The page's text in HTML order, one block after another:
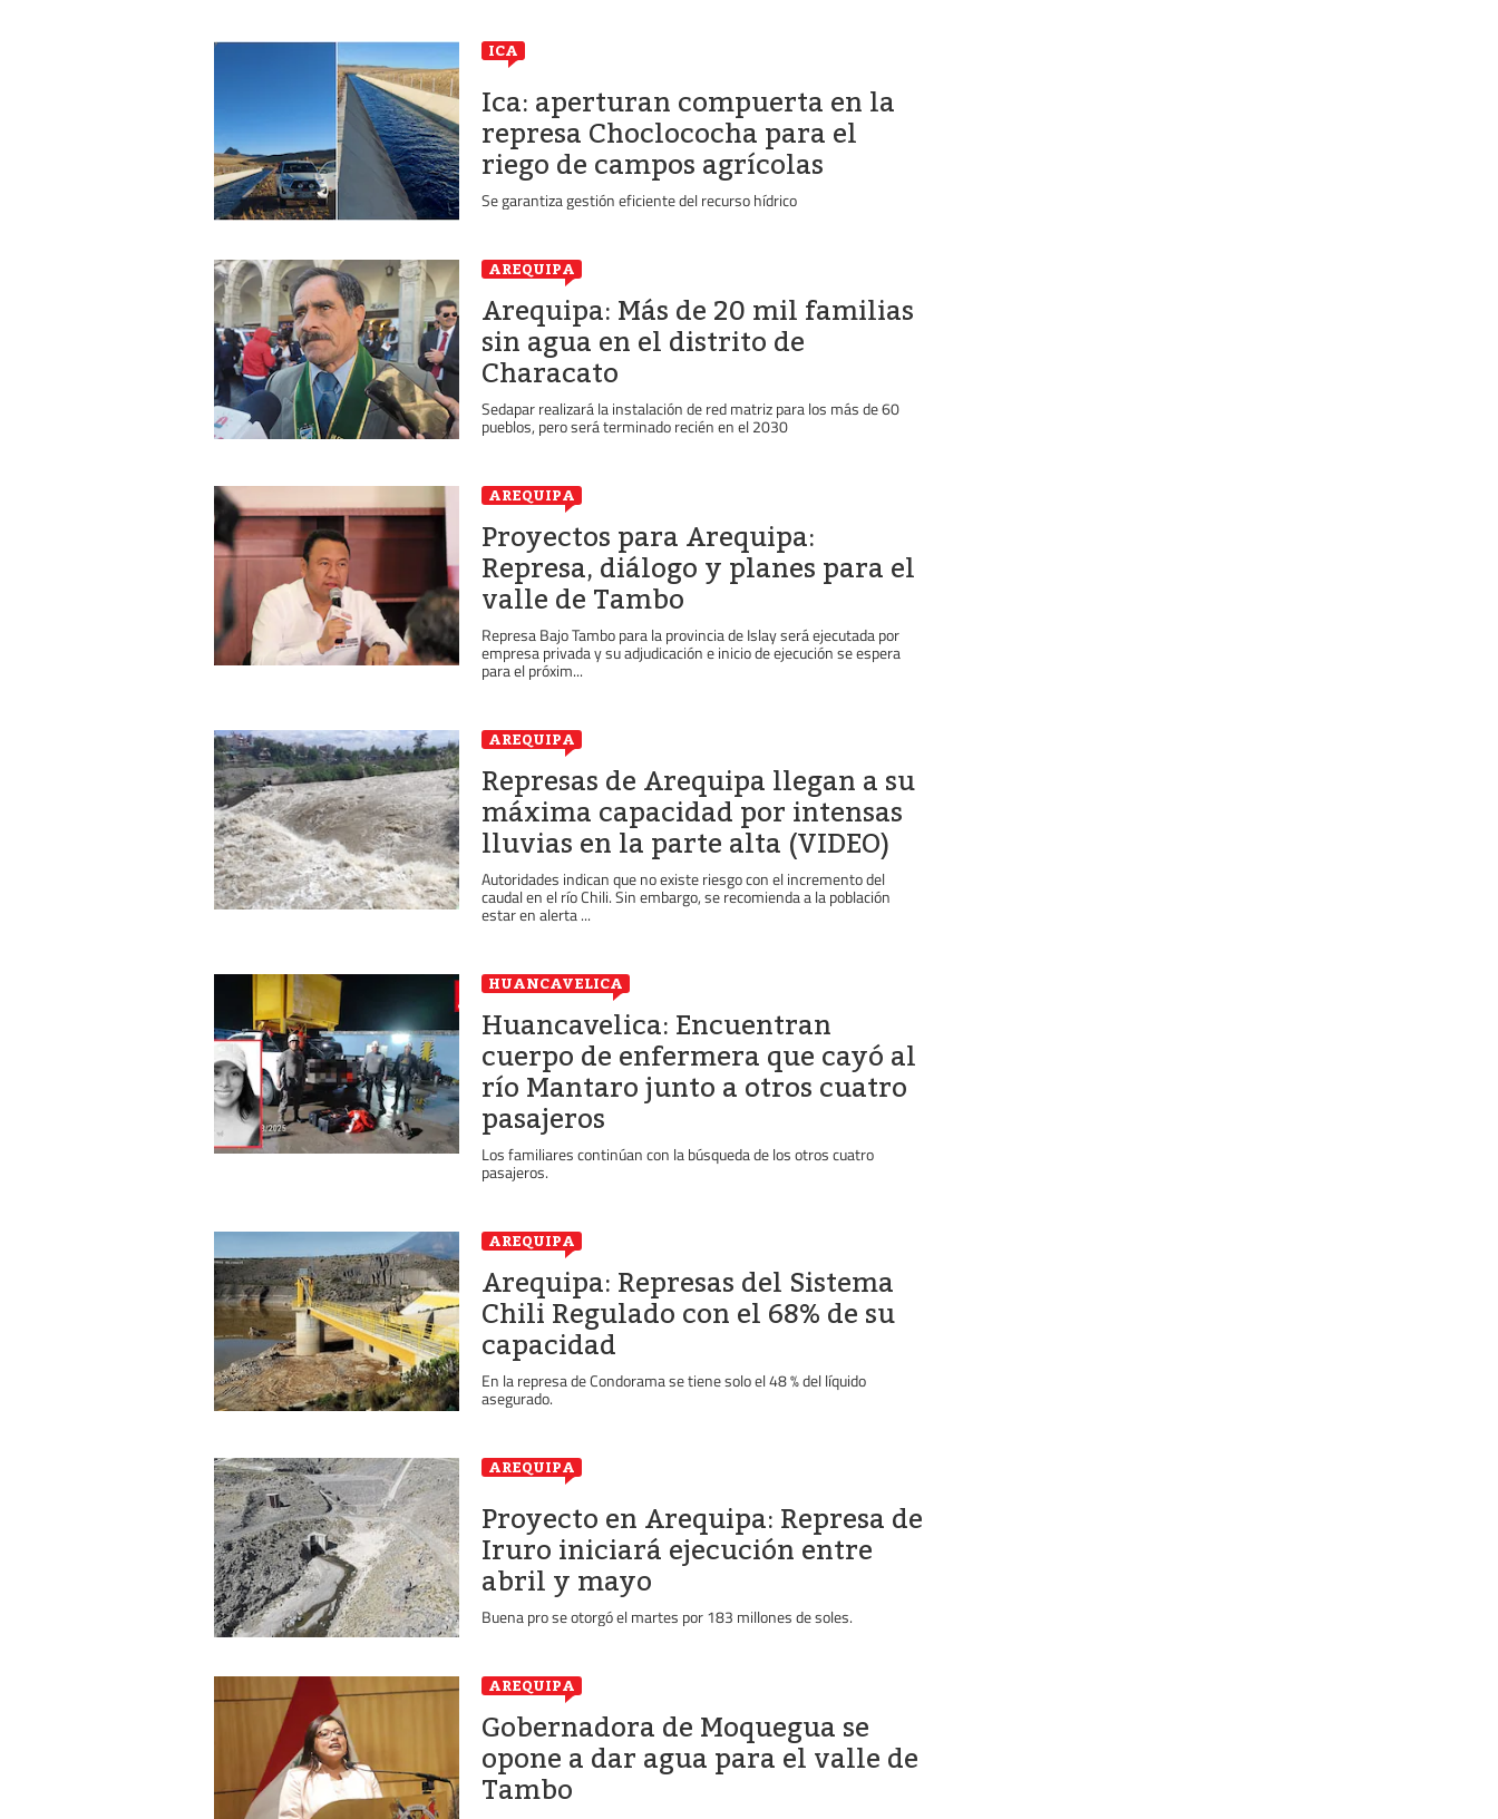
ICA
Ica: aperturan compuerta en la
represa Choclococha para el
riego de campos agrícolas
Se garantiza gestión eficiente del recurso hídrico
AREQUIPA
Arequipa: Más de 20 mil familias
sin agua en el distrito de
Characato
Sedapar realizará la instalación de red matriz para los más de 60
pueblos, pero será terminado recién en el 2030
AREQUIPA
Proyectos para Arequipa:
Represa, diálogo y planes para el
valle de Tambo
Represa Bajo Tambo para la provincia de Islay será ejecutada por
empresa privada y su adjudicación e inicio de ejecución se espera
para el próxim...
AREQUIPA
Represas de Arequipa llegan a su
máxima capacidad por intensas
lluvias en la parte alta (VIDEO)
Autoridades indican que no existe riesgo con el incremento del
caudal en el río Chili. Sin embargo, se recomienda a la población
estar en alerta ...
HUANCAVELICA
Huancavelica: Encuentran
cuerpo de enfermera que cayó al
río Mantaro junto a otros cuatro
pasajeros
Los familiares continúan con la búsqueda de los otros cuatro
pasajeros.
AREQUIPA
Arequipa: Represas del Sistema
Chili Regulado con el 68% de su
capacidad
En la represa de Condorama se tiene solo el 48 % del líquido
asegurado.
AREQUIPA
Proyecto en Arequipa: Represa de
Iruro iniciará ejecución entre
abril y mayo
Buena pro se otorgó el martes por 183 millones de soles.
AREQUIPA
Gobernadora de Moquegua se
opone a dar agua para el valle de
Tambo